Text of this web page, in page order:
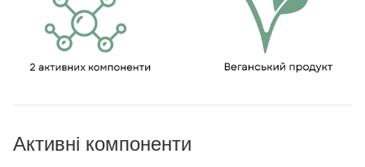
Активні компоненти